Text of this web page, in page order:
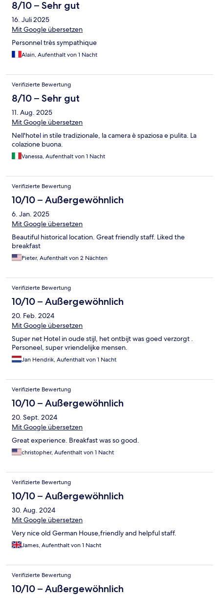
8/10 – Sehr gut
16. Juli 2025
Mit Google übersetzen
Personnel très sympathique
Alain, Aufenthalt von 1 Nacht
Verifizierte Bewertung
8/10 – Sehr gut
11. Aug. 2025
Mit Google übersetzen
Nell'hotel in stile tradizionale, la camera è spaziosa e pulita. La
colazione buona.
Vanessa, Aufenthalt von 1 Nacht
Verifizierte Bewertung
10/10 – Außergewöhnlich
6. Jan. 2025
Mit Google übersetzen
Beautiful historical location. Great friendly staff. Liked the
breakfast
Pieter, Aufenthalt von 2 Nächten
Verifizierte Bewertung
10/10 – Außergewöhnlich
20. Feb. 2024
Mit Google übersetzen
Super net Hotel in oude stijl, het ontbijt was goed verzorgt .
Personeel, super vriendelijke mensen.
Jan Hendrik, Aufenthalt von 1 Nacht
Verifizierte Bewertung
10/10 – Außergewöhnlich
20. Sept. 2024
Mit Google übersetzen
Great experience. Breakfast was so good.
christopher, Aufenthalt von 1 Nacht
Verifizierte Bewertung
10/10 – Außergewöhnlich
30. Aug. 2024
Mit Google übersetzen
Very nice old German House,friendly and helpful staff.
James, Aufenthalt von 1 Nacht
Verifizierte Bewertung
10/10 – Außergewöhnlich